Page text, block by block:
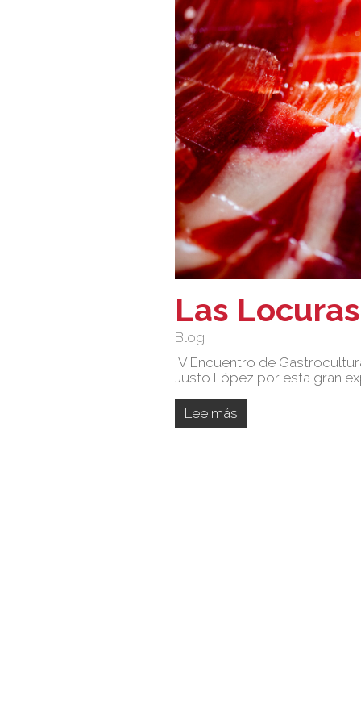
Las
Blog
IV Encuentro de
Justo López por esta gran
Lee más